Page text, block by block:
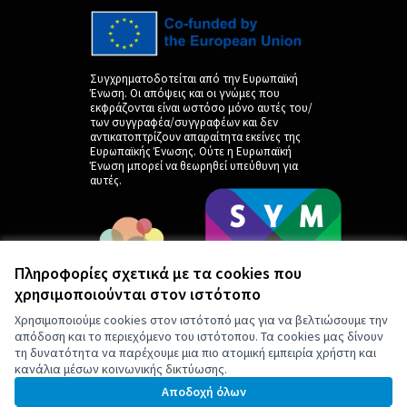
Πληροφορίες σχετικά με τα cookies που
χρησιμοποιούνται στον ιστότοπο
Χρησιμοποιούμε cookies στον ιστότοπό μας για να βελτιώσουμε την
απόδοση και το περιεχόμενο του ιστότοπου. Τα cookies μας δίνουν
τη δυνατότητα να παρέχουμε μια πιο ατομική εμπειρία χρήστη και
κανάλια μέσων κοινωνικής δικτύωσης.
Αποδοχή όλων
Συγχρηματοδοτείται από την Ευρωπαϊκή
Ένωση. Οι απόψεις και οι γνώμες που
εκφράζονται είναι ωστόσο μόνο αυτές του/
των συγγραφέα/συγγραφέων και δεν
αντικατοπτρίζουν απαραίτητα εκείνες της
Ευρωπαϊκής Ένωσης. Ούτε η Ευρωπαϊκή
Ένωση μπορεί να θεωρηθεί υπεύθυνη για
αυτές.
by